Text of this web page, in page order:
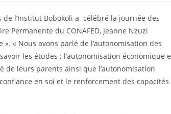
l’Institut Bobokoli a célébré la journée des
Permanente du CONAFED, Jeanne Nzuzi
« Nous avons parlé de l’autonomisation des
les études ; l’autonomisation économique
de leurs parents ainsi que l’autonomisation
en soi et le renforcement des capacités